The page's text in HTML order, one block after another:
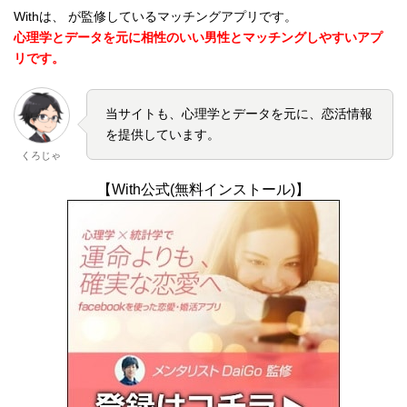
Withは、 が監修しているマッチングアプリです。
心理学とデータを元に相性のいい男性とマッチングしやすいアプ
リです。
くろじゃ
当サイトも、心理学とデータを元に、恋活情報
を提供しています。
【With公式(無料インストール)】